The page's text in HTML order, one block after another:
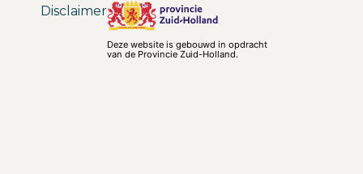
Disclaimer
Deze website is gebouwd in opdracht
van de Provincie Zuid-Holland.